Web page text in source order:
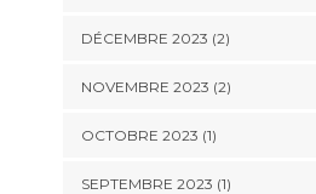
DÉCEMBRE 2023 (2)
NOVEMBRE 2023 (2)
OCTOBRE 2023 (1)
SEPTEMBRE 2023 (1)